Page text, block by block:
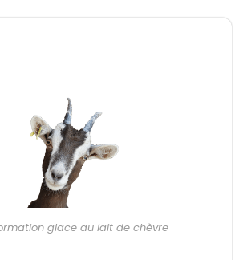
glace au lait de chèvre